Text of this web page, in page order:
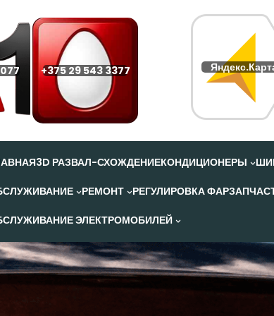
+375 29 543 3377
3D РАЗВАЛ-СХОЖДЕНИЕКОНДИЦИОНЕРЫ
РЕМОНТ РЕГУЛИРОВКА ФАР
ЭЛЕКТРОМОБИЛЕЙ